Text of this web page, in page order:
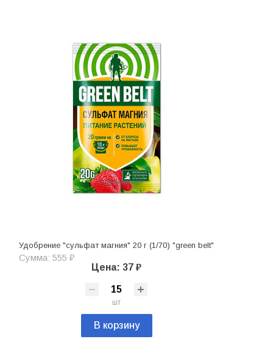
Удобрение "сульфат магния" 20 г (1/70) "green belt"
Сумма: 555 ₽
Цена: 37 ₽
шт
В корзину